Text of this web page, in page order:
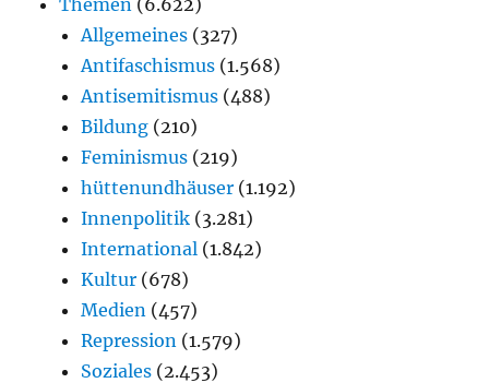
Allgemeines (327)
Antifaschismus (1.568)
Antisemitismus (488)
Bildung (210)
Feminismus (219)
hüttenundhäuser (1.192)
Innenpolitik (3.281)
International (1.842)
Kultur (678)
Medien (457)
Repression (1.579)
Soziales (2.453)